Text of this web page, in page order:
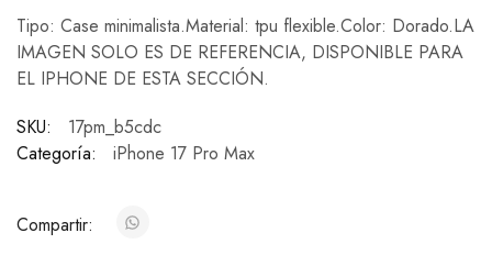
Tipo: Case minimalista.Material: tpu flexible.Color: Dorado.LA
IMAGEN SOLO ES DE REFERENCIA, DISPONIBLE PARA
EL IPHONE DE ESTA SECCIÓN.
SKU:
17pm_b5cdc
Categoría:
iPhone 17 Pro Max
Compartir: